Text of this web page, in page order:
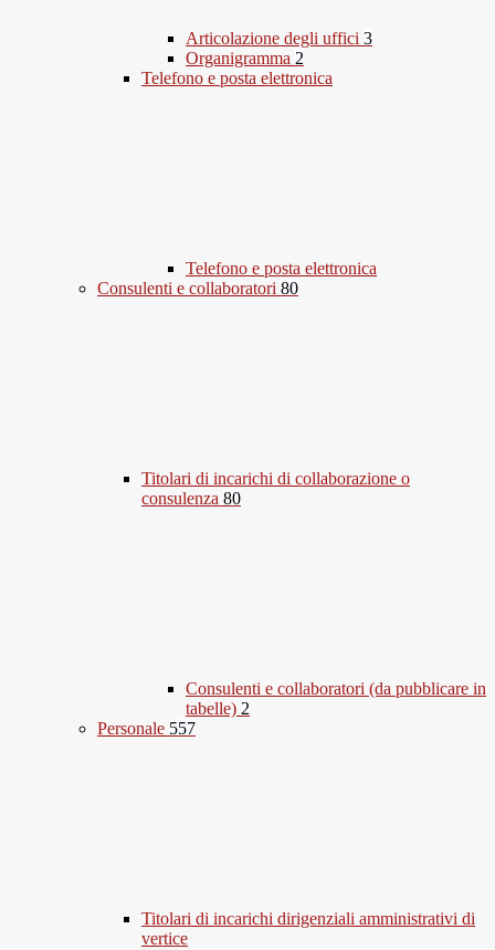
Articolazione degli uffici 3
Organigramma 2
Telefono e posta elettronica
Telefono e posta elettronica
Consulenti e collaboratori 80
Titolari di incarichi di collaborazione o
consulenza 80
Consulenti e collaboratori (da pubblicare in
tabelle) 2
Personale 557
Titolari di incarichi dirigenziali amministrativi di
vertice